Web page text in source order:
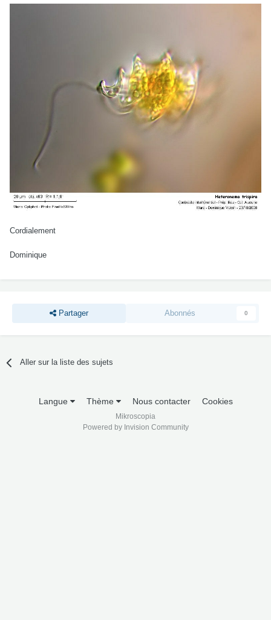
Cordialement
Dominique
Partager Abonnés 0
Aller sur la liste des sujets
Langue Thème Nous contacter Cookies
Mikroscopia
Powered by Invision Community